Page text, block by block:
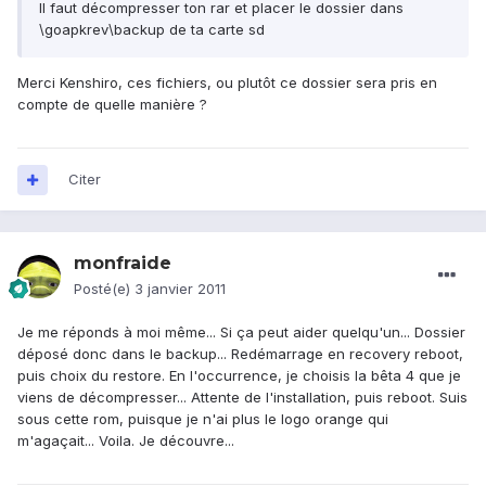
Il faut décompresser ton rar et placer le dossier dans
\goapkrev\backup de ta carte sd
Merci Kenshiro, ces fichiers, ou plutôt ce dossier sera pris en
compte de quelle manière ?
Citer
monfraide
Posté(e) 3 janvier 2011
Je me réponds à moi même... Si ça peut aider quelqu'un... Dossier
déposé donc dans le backup... Redémarrage en recovery reboot,
puis choix du restore. En l'occurrence, je choisis la bêta 4 que je
viens de décompresser... Attente de l'installation, puis reboot. Suis
sous cette rom, puisque je n'ai plus le logo orange qui
m'agaçait... Voila. Je découvre...